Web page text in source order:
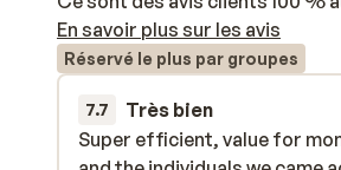
En savoir plus sur les avis
Réservé le plus par groupes
7.7 Très bien
Super efficient, value for
Super efficient, value for